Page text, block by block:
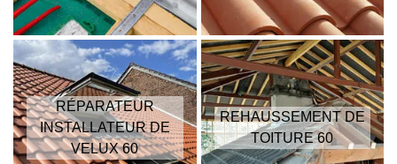
RÉPARATEUR
INSTALLATEUR DE
VELUX 60
REHAUSSEMENT DE
TOITURE 60